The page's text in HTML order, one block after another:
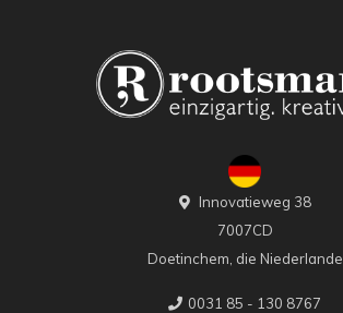
Innovatieweg 38
7007CD
Doetinchem, die Niederlande
0031 85 - 130 8767